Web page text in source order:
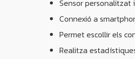
Sensor personalitzat
Connexió a
Permet escollir els
Realitza